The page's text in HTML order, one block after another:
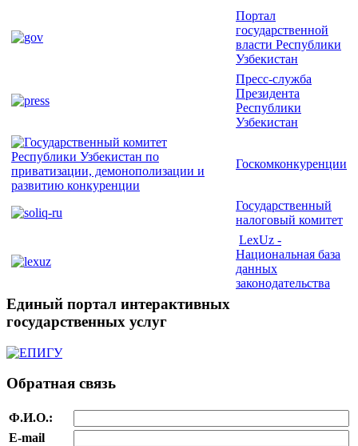
Портал
государственной
власти Республики
Узбекистан
Пресс-служба
Президента
Республики
Узбекистан
Госкомконкуренции
Государственный
налоговый комитет
LexUz -
Национальная база
данных
законодательства
Единый портал интерактивных
государственных услуг
Обратная связь
Ф.И.О.:
E-mail